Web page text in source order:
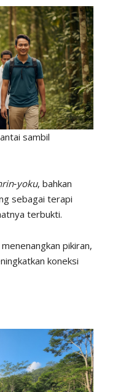
sambil
, bahkan
sebagai terapi
terbukti.
pikiran,
koneksi